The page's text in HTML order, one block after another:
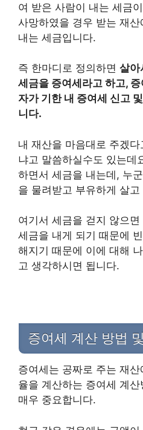
여 받은 사람이 내는 세금
사망하였을 경우 받는 재
내는 세금입니다.
즉 한마디로 정의하면 살아
세금을 증여세라고 하고,
자가 기한 내 증여세 신고
니다.
내 재산을 마음대로 주겠
냐고 말씀하실수도 있는데
하면서 세금을 내는데, 누
을 물려받고 부유하게 살고
여기서 세금을 걷지 않으
세금을 내게 되기 때문에
해지기 때문에 이에 대해
고 생각하시면 됩니다.
증여세 계산 방법
증여세는 공짜로 주는 재
율을 계산하는 증여세 계
매우 중요합니다.